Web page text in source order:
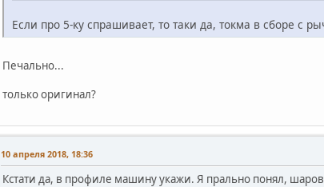
Если про 5-ку спрашивает, то таки да, токма в сборе с
Печально...
только оригинал?
10 апреля 2018, 18:36
Кстати да, в профиле машину укажи. Я прально понял,